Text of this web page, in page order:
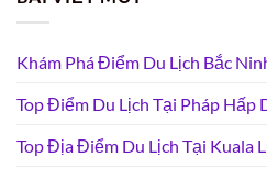
Khám Phá Điểm Du Lịch Bắc
Top Điểm Du Lịch Tại Pháp Hấp
Top Địa Điểm Du Lịch Tại Kuala